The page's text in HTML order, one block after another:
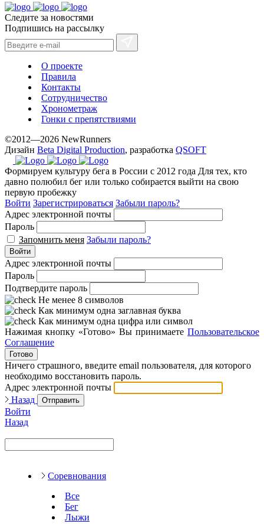
Следите за новостями
Подпишись на рассылку
О проекте
Правила
Контакты
Сотрудничество
Хронометраж
Гонки с препятствиями
©2012—2026 NewRunners
Дизайн Beta Digital Production, разработка QSOFT
Формируем культуру бега в России с 2012 года Для тех, кто
давно полюбил бег или только собирается выйти на свою
первую пробежку
Войти Зарегистрироваться Забыли пароль?
Адрес электронной почты
Пароль
Запомнить меня Забыли пароль?
Войти
Адрес электронной почты
Пароль
Подтвердите пароль
Не менее 8 символов
Как минимум одна заглавная буква
Как минимум одна цифра или символ
Нажимая кнопку «Готово» Вы принимаете Пользовательское
Соглашение
Готово
Ничего страшного, введите email пользователя, для которого
необходимо восстановить пароль.
Адрес электронной почты
Назад
Отправить
Войти
Назад
Соревнования
Все
Бег
Лыжи